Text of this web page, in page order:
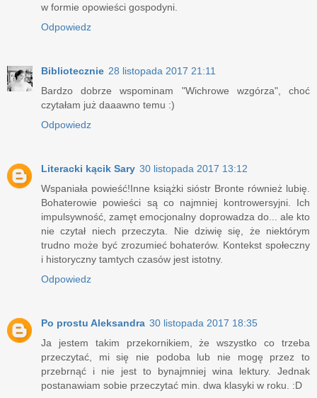
w formie opowieści gospodyni.
Odpowiedz
Bibliotecznie 28 listopada 2017 21:11
Bardzo dobrze wspominam "Wichrowe wzgórza", choć
czytałam już daaawno temu :)
Odpowiedz
Literacki kącik Sary 30 listopada 2017 13:12
Wspaniała powieść!Inne książki sióstr Bronte również lubię.
Bohaterowie powieści są co najmniej kontrowersyjni. Ich
impulsywność, zamęt emocjonalny doprowadza do... ale kto
nie czytał niech przeczyta. Nie dziwię się, że niektórym
trudno może być zrozumieć bohaterów. Kontekst społeczny
i historyczny tamtych czasów jest istotny.
Odpowiedz
Po prostu Aleksandra 30 listopada 2017 18:35
Ja jestem takim przekornikiem, że wszystko co trzeba
przeczytać, mi się nie podoba lub nie mogę przez to
przebrnąć i nie jest to bynajmniej wina lektury. Jednak
postanawiam sobie przeczytać min. dwa klasyki w roku. :D